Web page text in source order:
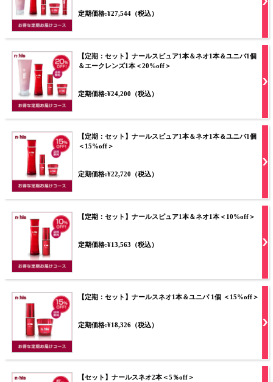
定期価格:¥27,544（税込）
【定期：セット】ナールスピュア1本＆ネオ1本＆ユニバ1個
＆エークレンズ1本＜20%off＞
定期価格:¥24,200（税込）
【定期：セット】ナールスピュア1本＆ネオ1本＆ユニバ1個
＜15%off＞
定期価格:¥22,720（税込）
【定期：セット】ナールスピュア1本＆ネオ1本＜10%off＞
定期価格:¥13,563（税込）
【定期：セット】ナールスネオ1本＆ユニバ 1個 ＜15%off＞
定期価格:¥18,326（税込）
【セット】ナールスネオ2本＜5％off＞